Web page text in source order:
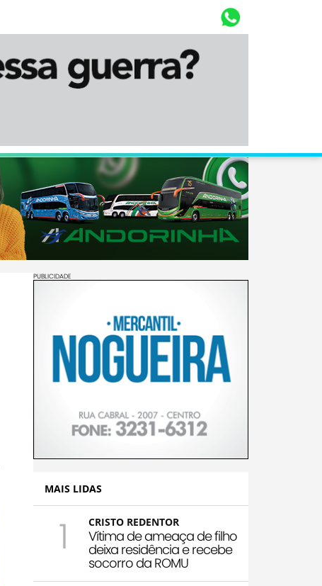
Diário Corumbaense
PUBLICIDADE
MAIS LIDAS
1 CRISTO REDENTOR
Vítima de ameaça de filho
deixa residência e recebe
socorro da ROMU